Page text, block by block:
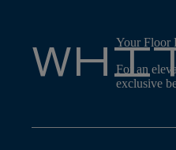
Your Floor
For an
exclusive